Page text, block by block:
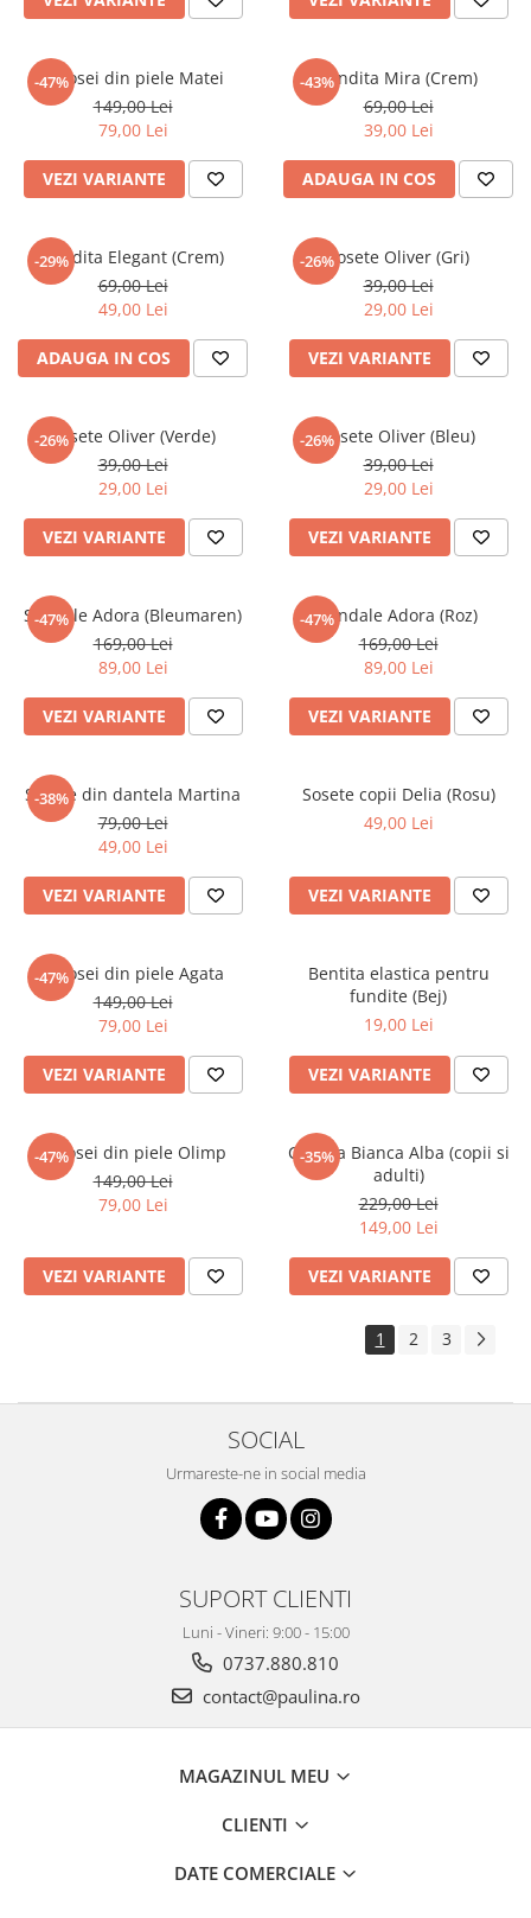
-47%
Botosei din piele Matei
149,00 Lei
79,00 Lei
VEZI VARIANTE
-43%Fundita Mira (Crem)
69,00 Lei
39,00 Lei
ADAUGA IN COS
-29%
Fundita Elegant (Crem)
69,00 Lei
49,00 Lei
ADAUGA IN COS
-26%Sosete Oliver (Gri)
39,00 Lei
29,00 Lei
VEZI VARIANTE
-26%Sosete Oliver (Verde)
39,00 Lei
29,00 Lei
VEZI VARIANTE
-26%Sosete Oliver (Bleu)
39,00 Lei
29,00 Lei
VEZI VARIANTE
-47%
Sandale Adora (Bleumaren)
169,00 Lei
89,00 Lei
VEZI VARIANTE
-47%Sandale Adora (Roz)
169,00 Lei
89,00 Lei
VEZI VARIANTE
-38%
Sosete din dantela Martina
79,00 Lei
49,00 Lei
VEZI VARIANTE
Sosete copii Delia (Rosu)
49,00 Lei
VEZI VARIANTE
-47%
Botosei din piele Agata
149,00 Lei
79,00 Lei
VEZI VARIANTE
Bentita elastica pentru
fundite (Bej)
19,00 Lei
VEZI VARIANTE
-47%
Botosei din piele Olimp
149,00 Lei
79,00 Lei
VEZI VARIANTE
-35%
Caciula Bianca Alba (copii si
adulti)
229,00 Lei
149,00 Lei
VEZI VARIANTE
1 2 3
SOCIAL
Urmareste-ne in social media
SUPORT CLIENTI
Luni - Vineri: 9:00 - 15:00
0737.880.810
contact@paulina.ro
MAGAZINUL MEU
CLIENTI
DATE COMERCIALE